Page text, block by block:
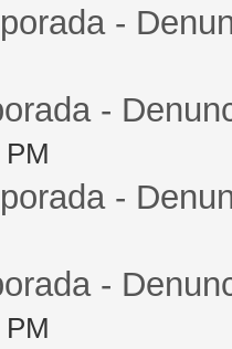
-
-
-
-